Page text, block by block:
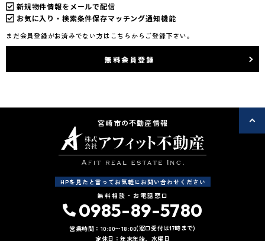
新規物件情報をメールで配信
お気に入り・検索条件保存マッチング通知機能
まだ会員登録がお済みでない方はこちらからご登録下さい。
無料会員登録
宮崎市の不動産情報
HPを見たと言ってお気軽にお問い合わせください
無料相談・お電話窓口
0985-89-5780
営業時間：10:00〜18:00(窓口受付は17時まで)
定休日：年末年始、水曜日